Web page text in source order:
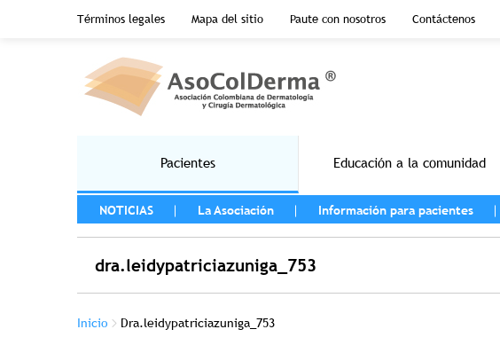
Pasar al contenido principal
Términos legales
Mapa del sitio Paute con nosotros Contáctenos
Pacientes Educación a la comunidad
MENU LEFT
NOTICIAS
La Asociación Información para pacientes
dra.leidypatriciazuniga_753
Sobrescribir enlaces de ayuda a la navegación
Inicio Dra.leidypatriciazuniga_753